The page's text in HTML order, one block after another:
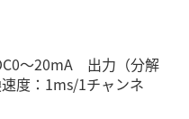
～20mA 出力（分解
度：1ms/1チャンネ